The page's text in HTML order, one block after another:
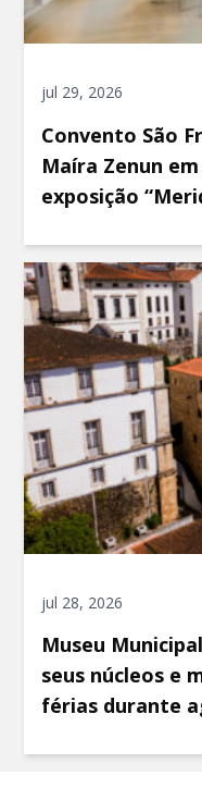
jul 29, 2026
Convento São
Maíra Zenun
exposição
jul 28, 2026
Museu
seus núcleos e
férias durante